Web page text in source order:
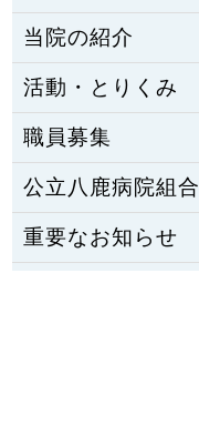
当院の紹介
活動・とりくみ
職員募集
公立八鹿病院組合
重要なお知らせ